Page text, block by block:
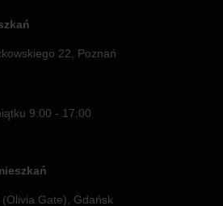
22, Poznań
9:00 - 17:00
Gate), Gdańsk